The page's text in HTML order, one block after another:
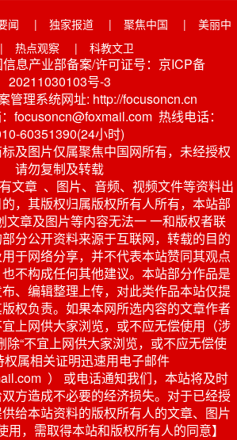
闻 | 独家报道 | 聚焦中国 |
美丽中
| 热点观察 | 科教文卫
息产业部备案/许可证号：京ICP备
20211030103号-3
管理系统网址: http://focusoncn.cn
focusoncn@foxmail.com 热线电话：
60351390(24小时)
及图片仅属聚焦中国网所有，未经授权
请勿复制及转载
文章 、图片、音频、视频文件等资料出
，其版权归属版权所有人所有，本站部
文章及图片等内容无法一 一和版权者联
分公开资料来源于互联网，转载的目的
于网络分享，并不代表本站赞同其观点
不构成任何其他建议。本站部分作品是
、编辑整理上传，对此类作品本站仅提
权负责。如果本网所选内容的文章作者
上网供大家浏览，或不应无偿使用（涉
除“不宜上网供大家浏览，或不应无偿使
权属相关证明迅速用电子邮件
） 或电话通知我们，本站将及时
方造成不必要的经济损失。对于已经授
给本站资料的版权所有人的文章、图片
用，需取得本站和版权所有人的同意】